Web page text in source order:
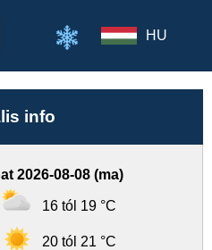
HU
info
2026-08-08 (ma)
16 tól 19 °C
20 tól 21 °C